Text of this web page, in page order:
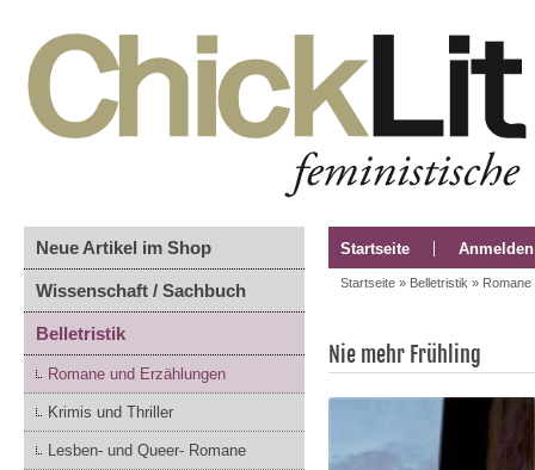
Neue Artikel im Shop
Wissenschaft / Sachbuch
Belletristik
Romane und Erzählungen
Krimis und Thriller
Lesben- und Queer- Romane
Startseite Anmelden
Startseite » Belletristik »
Nie mehr Frühling